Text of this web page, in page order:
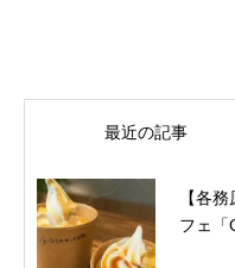
最近の記事
【各
フェ「